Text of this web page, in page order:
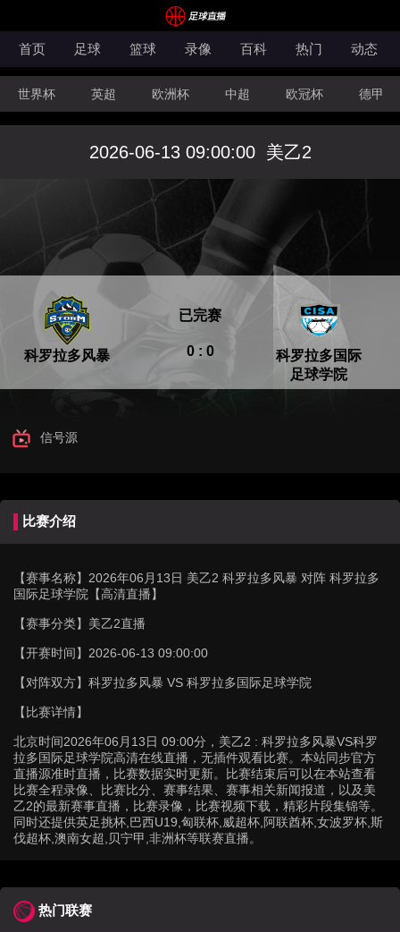
首页 足球 篮球 录像 百科 热门 动态
世界杯 英超 欧洲杯 中超 欧冠杯 德甲
CBA FIBA洲际杯
2026-06-13 09:00:00 美乙2
科罗拉多风暴 0 : 0
已完赛
科罗拉多国际
足球学院
信号源
比赛介绍
【赛事名称】 2026年06月13日 美乙2 科罗拉多风暴 对阵 科罗拉多
国际足球学院【高清直播】
【赛事分类】 美乙2直播
【开赛时间】 2026-06-13 09:00:00
【对阵双方】 科罗拉多风暴 VS 科罗拉多国际足球学院
【比赛详情】
北京时间2026年06月13日 09:00分，美乙2 : 科罗拉多风暴VS科罗
拉多国际足球学院高清在线直播，无插件观看比赛。本站同步官方
直播源准时直播，比赛数据实时更新。比赛结束后可以在本站查看
比赛全程录像、比赛比分、赛事结果、赛事相关新闻报道，以及美
乙2的最新赛事直播，比赛录像，比赛视频下载，精彩片段集锦等。
同时还提供英足挑杯,巴西U19,匈联杯,威超杯,阿联酋杯,女波罗杯,斯
伐超杯,澳南女超,贝宁甲,非洲杯等联赛直播。
热门联赛